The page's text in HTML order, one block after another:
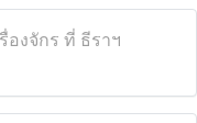
องจักร ที่ ธีราฯ